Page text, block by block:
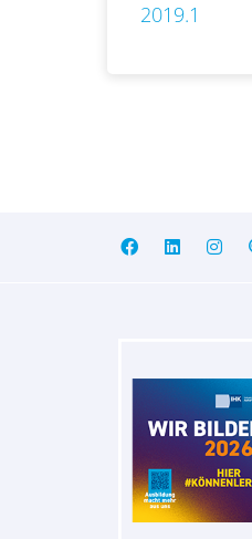
2019.1